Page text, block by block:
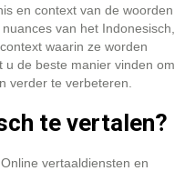
en context van de woorden
van het Indonesisch,
waarin ze worden
de beste manier vinden om
verder te verbeteren.
te vertalen?
vertaaldiensten en